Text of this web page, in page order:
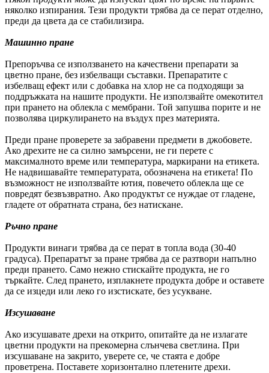
няколко изпирания. Тези продукти трябва да се перат отделно,
преди да цвета да се стабилизира.
Машинно пране
Препоръчва се използването на качествени препарати за
цветно пране, без избелващи съставки. Препаратите с
избелващ ефект или с добавка на хлор не са подходящи за
поддръжката на нашите продукти. Не използвайте омекотител
при прането на облекла с мембрани. Той запушва порите и не
позволява циркулирането на въздух през материята.
Преди пране проверете за забравени предмети в джобовете.
Ако дрехите не са силно замърсени, не ги перете с
максималното време или температура, маркирани на етикета.
Не надвишавайте температурата, обозначена на етикета! По
възможност не използвайте ютия, повечето облекла ще се
повредят безвъзвратно. Ако продуктът се нуждае от гладене,
гладете от обратната страна, без натискане.
Ръчно пране
Продукти винаги трябва да се перат в топла вода (30-40
градуса). Препаратът за пране трябва да се разтвори напълно
преди прането. Само нежно стискайте продукта, не го
търкайте. След прането, изплакнете продукта добре и оставете
да се изцеди или леко го изстискате, без усукване.
Изсушаване
Ако изсушавате дрехи на открито, опитайте да не излагате
цветни продукти на прекомерна слънчева светлина. При
изсушаване на закрито, уверете се, че стаята е добре
проветрена. Поставете хоризонтално плетените дрехи.